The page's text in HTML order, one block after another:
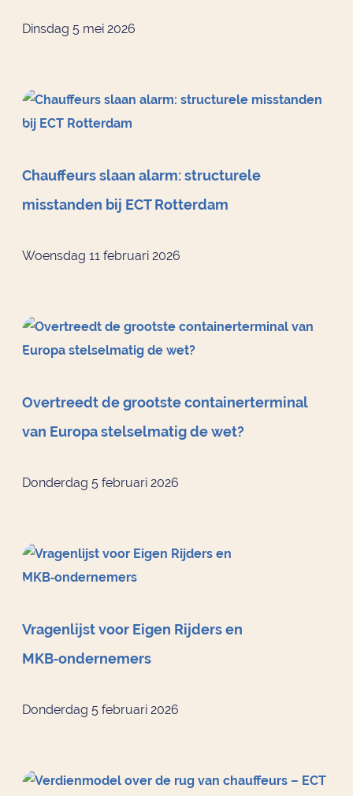
Dinsdag 5 mei 2026
Chauffeurs slaan alarm: structurele
misstanden bij ECT Rotterdam
Woensdag 11 februari 2026
Overtreedt de grootste containerterminal
van Europa stelselmatig de wet?
Donderdag 5 februari 2026
Vragenlijst voor Eigen Rijders en
MKB‑ondernemers
Donderdag 5 februari 2026